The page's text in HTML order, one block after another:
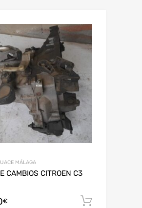
MÁLAGA
CAMBIOS CITROEN C3
€